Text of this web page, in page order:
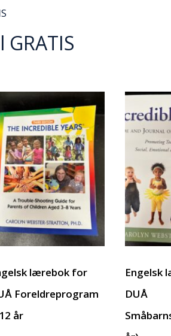
lærebok for
Foreldreprogram
år
Engelsk
DUÅ